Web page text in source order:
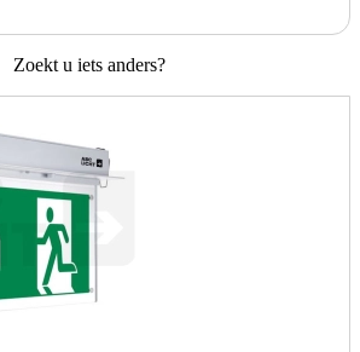
Zoekt u iets anders?